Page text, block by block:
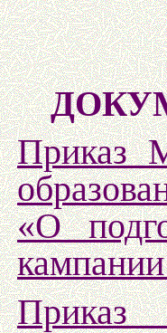
Приказ
«О
Приказ